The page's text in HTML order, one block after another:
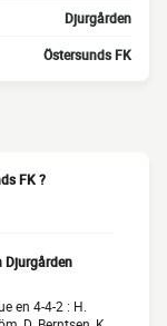
Djurgården
Östersunds FK
FK ?
Djurgården
en 4-4-2 : H.